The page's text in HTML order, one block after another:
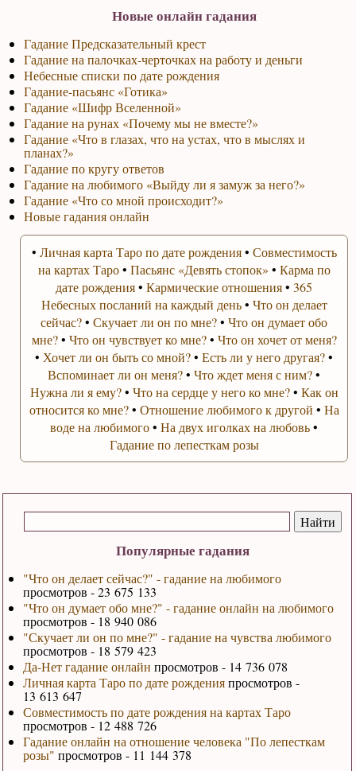
Популярные гадания
"Что он делает сейчас?" - гадание на любимого
просмотров - 23 675 133
"Что он думает обо мне?" - гадание онлайн на любимого
просмотров - 18 940 086
"Скучает ли он по мне?" - гадание на чувства любимого
просмотров - 18 579 423
Да-Нет гадание онлайн просмотров - 14 736 078
Личная карта Таро по дате рожденияпросмотров -
13 613 647
Совместимость по дате рождения на картах Таро
просмотров - 12 488 726
Гадание онлайн на отношение человека "По лепесткам
розы" просмотров - 11 144 378
Новые онлайн гадания
Гадание Предсказательный крест
Гадание на палочках-черточках на работу и деньги
Небесные списки по дате рождения
Гадание-пасьянс «Готика»
Гадание «Шифр Вселенной»
Гадание на рунах «Почему мы не вместе?»
Гадание «Что в глазах, что на устах, что в мыслях и
планах?»
Гадание по кругу ответов
Гадание на любимого «Выйду ли я замуж за него?»
Гадание «Что со мной происходит?»
Новые гадания онлайн
• Личная карта Таро по дате рождения• Совместимость
на картах Таро• Пасьянс «Девять стопок» • Карма по
дате рождения•Кармические отношения•365
Небесных посланий на каждый день• Что он делает
сейчас?•Скучает ли он по мне?•Что он думает обо
мне?• Что он чувствует ко мне?• Что он хочет от меня?
• Хочет ли он быть со мной?•Есть ли у него другая?•
Вспоминает ли он меня?•Что ждет меня с ним?•
Нужна ли я ему?• Что на сердце у него ко мне?• Как он
относится ко мне?• Отношение любимого к другой • На
воде на любимого•На двух иголках на любовь•
Гадание по лепесткам розы